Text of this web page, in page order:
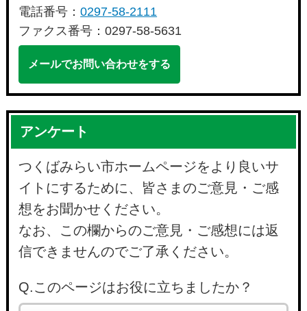
電話番号：0297-58-2111
ファクス番号：0297-58-5631
メールでお問い合わせをする
アンケート
つくばみらい市ホームページをより良いサ
イトにするために、皆さまのご意見・ご感
想をお聞かせください。
なお、この欄からのご意見・ご感想には返
信できませんのでご了承ください。
Q.このページはお役に立ちましたか？